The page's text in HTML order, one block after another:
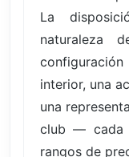
La
naturaleza
interior, una
una
club — cada
rangos de